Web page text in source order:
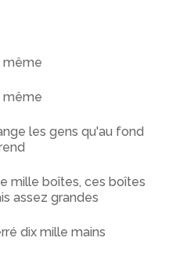
même
même
les gens qu'au fond
mille boîtes, ces boîtes
assez grandes
dix mille mains